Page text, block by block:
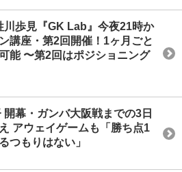
川歩見『GK Lab』今夜21時か
講座・第2回開催！1ヶ月ごと
能 〜第2回はポジショニング
開幕・ガンバ大阪戦までの3日
アウェイゲームも「勝ち点1
つもりはない」